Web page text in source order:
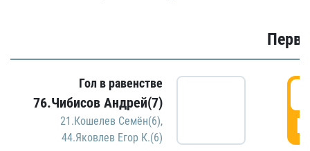
Гол в равенстве
76.Чибисов Андрей(7)
21.Кошелев Семён(6),
44.Яковлев Егор К.(6)